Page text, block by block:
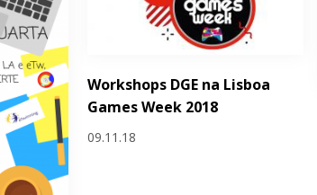
Workshops DGE na Lisboa
Games Week 2018
09.11.18